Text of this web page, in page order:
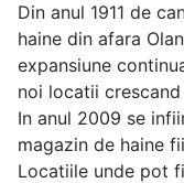
Din anul 1911 de
haine din afara
expansiune
noi locatii
In anul 2009 se
magazin de haine
Locatiile unde pot